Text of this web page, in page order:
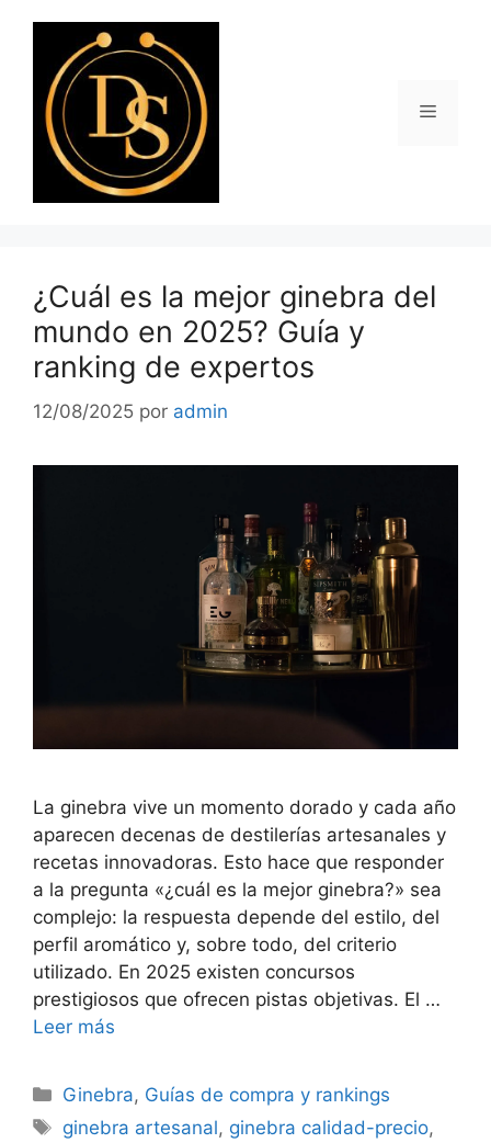
contenido
Menú
¿Cuál es la mejor ginebra del
mundo en 2025? Guía y
ranking de expertos
12/08/2025 por admin
La ginebra vive un momento dorado y cada año
aparecen decenas de destilerías artesanales y
recetas innovadoras. Esto hace que responder
a la pregunta «¿cuál es la mejor ginebra?» sea
complejo: la respuesta depende del estilo, del
perfil aromático y, sobre todo, del criterio
utilizado. En 2025 existen concursos
prestigiosos que ofrecen pistas objetivas. El …
Leer más
Categorías
Ginebra, Guías de compra y rankings
Etiquetas
ginebra artesanal, ginebra calidad-precio,